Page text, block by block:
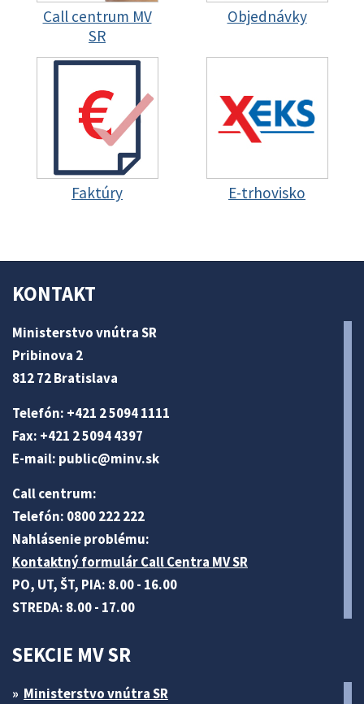
Call centrum MV
SR
Objednávky
Faktúry E-trhovisko
KONTAKT
Ministerstvo vnútra SR
Pribinova 2
812 72 Bratislava
Telefón: +421 2 5094 1111
Fax: +421 2 5094 4397
E-mail: public@minv.sk
Call centrum:
Telefón: 0800 222 222
Nahlásenie problému:
Kontaktný formulár Call Centra MV SR
PO, UT, ŠT, PIA: 8.00 - 16.00
STREDA: 8.00 - 17.00
SEKCIE MV SR
Ministerstvo vnútra SR